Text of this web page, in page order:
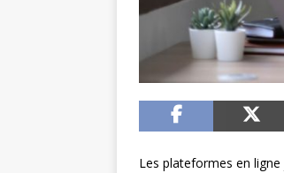
Les plateformes en